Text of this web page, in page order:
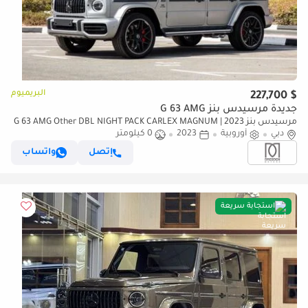
$ 227,700 البريميوم
جديدة مرسيدس بنز G 63 AMG
مرسيدس بنز G 63 AMG Other DBL NIGHT PACK CARLEX MAGNUM | 2023
| GERMAN | For Local Registration +10%
دبي أوروبية 2023
0 كيلومتر
إتصل
واتساب
استجابة سريعة